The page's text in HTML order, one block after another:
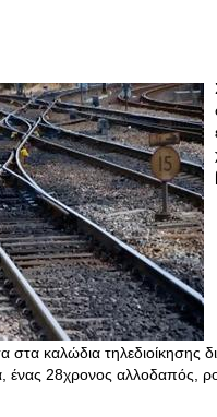
καλώδια τηλεδιοίκησης
28χρονος αλλοδαπός,